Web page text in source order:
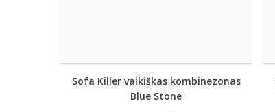
Sofa Killer vaikiškas kombinezonas
Blue Stone